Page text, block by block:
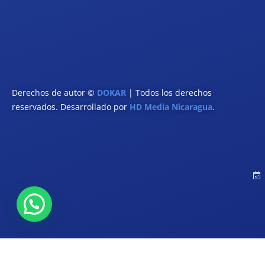
Derechos de autor © DOKAR | Todos los derechos
reservados. Desarrollado por HD Media Nicaragua.